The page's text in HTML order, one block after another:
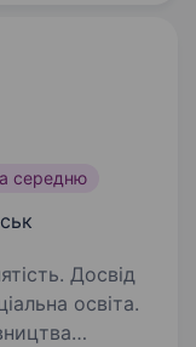
середню
Досвід
освіта.